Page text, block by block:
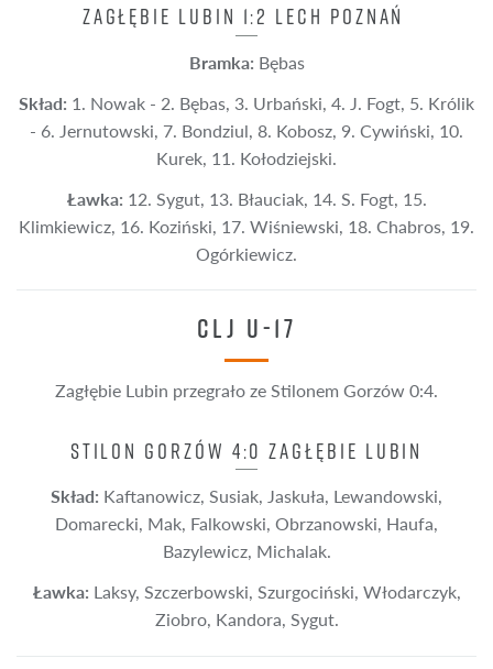
ZAGŁĘBIE LUBIN 1:2 LECH POZNAŃ
Bramka: Bębas
Skład: 1. Nowak - 2. Bębas, 3. Urbański, 4. J. Fogt, 5. Królik
- 6. Jernutowski, 7. Bondziul, 8. Kobosz, 9. Cywiński, 10.
Kurek, 11. Kołodziejski.
Ławka: 12. Sygut, 13. Błauciak, 14. S. Fogt, 15.
Klimkiewicz, 16. Koziński, 17. Wiśniewski, 18. Chabros, 19.
Ogórkiewicz.
CLJ U-17
Zagłębie Lubin przegrało ze Stilonem Gorzów 0:4.
STILON GORZÓW 4:0 ZAGŁĘBIE LUBIN
Skład: Kaftanowicz, Susiak, Jaskuła, Lewandowski,
Domarecki, Mak, Falkowski, Obrzanowski, Haufa,
Bazylewicz, Michalak.
Ławka: Laksy, Szczerbowski, Szurgociński, Włodarczyk,
Ziobro, Kandora, Sygut.